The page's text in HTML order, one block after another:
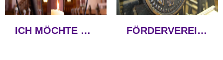
ICH MÖCHTE SPENDEN... FÖRDERVEREIN LUTHER